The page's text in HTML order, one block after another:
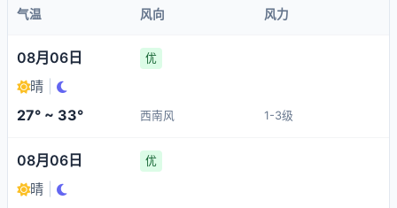
气温
风向 风力
08月06日 优
晴
27° ~ 33° 西南风 1-3级
08月06日 优
晴